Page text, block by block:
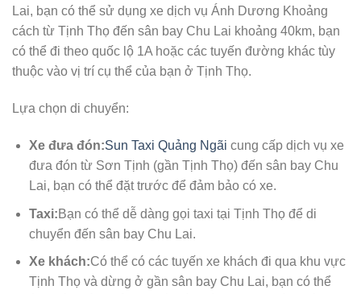
Lai, bạn có thể sử dụng xe dịch vụ Ánh Dương Khoảng
cách từ Tịnh Thọ đến sân bay Chu Lai khoảng 40km, bạn
có thể đi theo quốc lộ 1A hoặc các tuyến đường khác tùy
thuộc vào vị trí cụ thể của bạn ở Tịnh Thọ.
Lựa chọn di chuyển:
Xe đưa đón:Sun Taxi Quảng Ngãi cung cấp dịch vụ xe
đưa đón từ Sơn Tịnh (gần Tịnh Thọ) đến sân bay Chu
Lai, bạn có thể đặt trước để đảm bảo có xe.
Taxi:Bạn có thể dễ dàng gọi taxi tại Tịnh Thọ để di
chuyển đến sân bay Chu Lai.
Xe khách:Có thể có các tuyến xe khách đi qua khu vực
Tịnh Thọ và dừng ở gần sân bay Chu Lai, bạn có thể